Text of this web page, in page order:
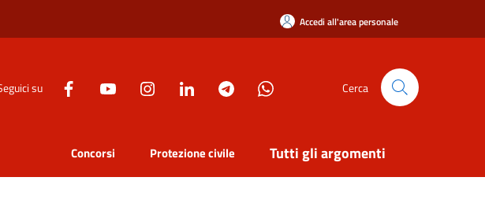
Accedi all'area personale
su Cerca
Concorsi Protezione civile Tutti gli argomenti